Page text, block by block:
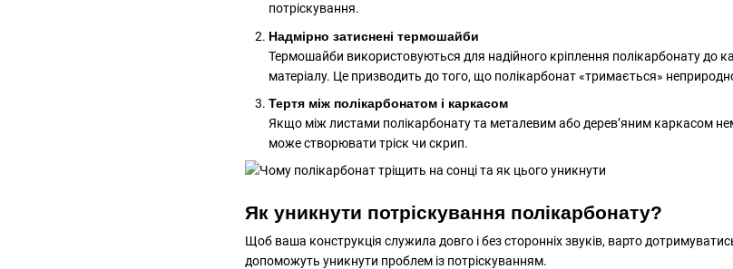
потріскування.
Надмірно затиснені термошайби
Термошайби використовуються для надійного кріплення полікарбонату
матеріалу. Це призводить до того, що полікарбонат «тримається»
Тертя між полікарбонатом і каркасом
Якщо між листами полікарбонату та металевим або дерев’яним каркасом
може створювати тріск чи скрип.
Як уникнути потріскування полікарбонату?
Щоб ваша конструкція служила довго і без сторонніх звуків, варто
допоможуть уникнути проблем із потріскуванням.